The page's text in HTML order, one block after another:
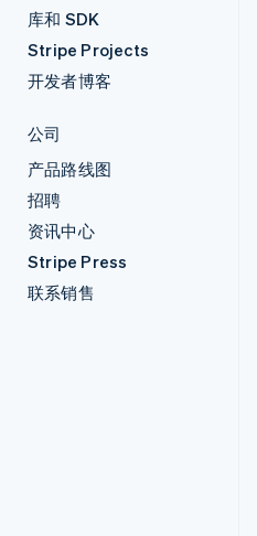
库和 SDK
Stripe Projects
开发者博客
公司
产品路线图
招聘
资讯中心
Stripe Press
联系销售